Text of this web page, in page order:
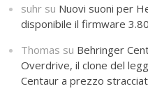
suhr su Nuovi suoni per
disponibile il firmware 3.80
Thomas su Behringer
Overdrive, il clone del
Centaur a prezzo